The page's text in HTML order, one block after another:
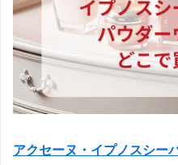
アクセーヌ・イプノスシー